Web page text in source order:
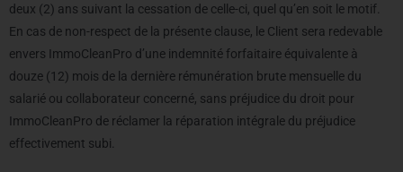
deux (2) ans suivant la cessation de celle-ci, quel qu’en soit le motif.
En cas de non-respect de la présente clause, le Client sera redevable
envers ImmoCleanPro d’une indemnité forfaitaire équivalente à
douze (12) mois de la dernière rémunération brute mensuelle du
salarié ou collaborateur concerné, sans préjudice du droit pour
ImmoCleanPro de réclamer la réparation intégrale du préjudice
effectivement subi.